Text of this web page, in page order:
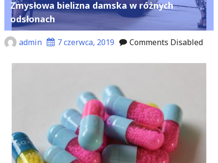
Zmysłowa bielizna damska w różnych
odsłonach
admin 7 czerwca, 2019 Comments Disabled